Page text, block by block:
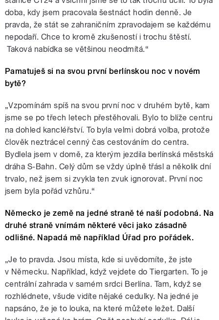
doba, kdy jsem pracovala šestnáct hodin denně. Je
pravda, že stát se zahraničním zpravodajem se každému
nepodaří. Chce to kromě zkušeností i trochu štěstí.
Taková nabídka se většinou neodmítá.“
Pamatuješ si na svou první berlínskou noc v novém
bytě?
„Vzpomínám spíš na svou první noc v druhém bytě, kam
jsme se po třech letech přestěhovali. Bylo to blíže centru
na dohled kancléřství. To byla velmi dobrá volba, protože
člověk neztrácel cenný čas cestováním do centra.
Bydlela jsem v domě, za kterým jezdila berlínská městská
dráha S-Bahn. Celý dům se vždy úplně třásl a několik dní
trvalo, než jsem si zvykla ten zvuk ignorovat. První noc
jsem byla pořád vzhůru.“
Německo je země na jedné straně té naší podobná. Na
druhé straně vnímám některé věci jako zásadně
odlišné. Napadá mě například Úřad pro pořádek.
„Je to pravda. Jsou místa, kde si uvědomíte, že jste
v Německu. Například, když vejdete do Tiergarten. To je
centrální zahrada v samém srdci Berlína. Tam, když se
rozhlédnete, všude vidíte nějaké cedulky. Na jedné je
napsáno, že je to louka, na které můžete ležet. Další